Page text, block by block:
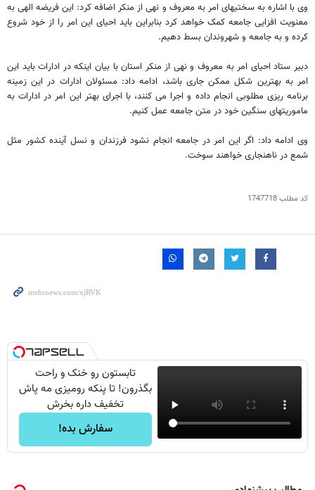
وی با اشاره به سختیهای امر به معروف و نهی از منکر اضافه کرد: این فریضه الهی به
معنویت افزایی جامعه کمک خواهد کرد بنابراین باید احیای این امر را از خود شروع
کرده و به جامعه و شهروندان بسط دهیم.
دبیر ستاد احیای امر به معروف و نهی از منکر استان با بیان اینکه در ادارات باید این
امر به بهترین شکل ممکن جاری باشد، ادامه داد: مسئولان ادارات در این زمینه
برنامه ریزی مطلوبی انجام داده و اجرا می کنند، با اجرای بهتر این امر در ادارات به
ماموریتهای سنگین خود در متن جامعه عمل کنیم.
وی ادامه داد: اگر این امر در جامعه انجام نشود فرزندان و نسل آینده کشور مثل
شمع در ناهنجاری خواهند سوخت.
کد مطلب1747718
تابستون رو خنک و راحت
بگذرون! تا پنکه رومیزی مه پاش
تخفیف داره بخرش
سفارش بده!